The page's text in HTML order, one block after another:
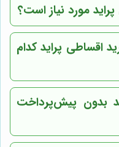
مورد نیاز است؟
اقساطی پراید کدام
بدون پیش‌پرداخت